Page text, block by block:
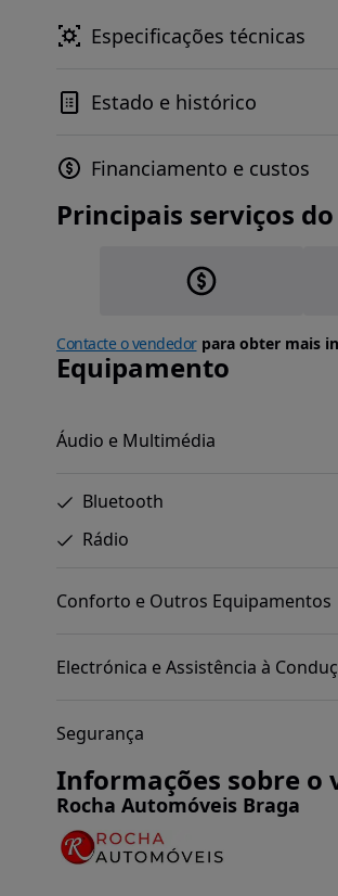
Especificações técnicas
Estado e histórico
Financiamento e custos
Principais serviços
Contacte o vendedorpara obter mais
Equipamento
Áudio e Multimédia
Bluetooth
Rádio
Conforto e Outros Equipamentos
Electrónica e Assistência à
Segurança
Informações sobre o
Rocha Automóveis Braga